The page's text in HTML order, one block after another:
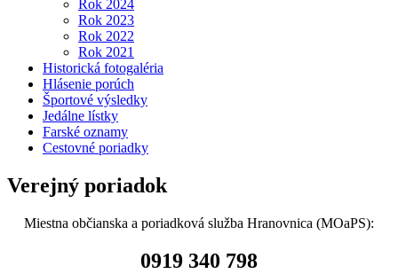
Rok 2024
Rok 2023
Rok 2022
Rok 2021
Historická fotogaléria
Hlásenie porúch
Športové výsledky
Jedálne lístky
Farské oznamy
Cestovné poriadky
Verejný poriadok
Miestna občianska a poriadková služba Hranovnica (MOaPS):
0919 340 798